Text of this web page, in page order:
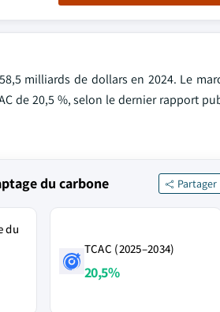
milliards de dollars en 2024. Le
de 20,5 %, selon le dernier rapport
du carbone Partager
du
TCAC (2025–2034)
20,5%